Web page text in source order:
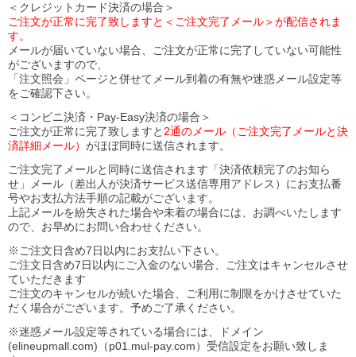
＜クレジットカード決済の場合＞
ご注文が正常に完了致しますと＜ご注文完了メール＞が配信されま
す。
メールが届いていない場合、ご注文が正常に完了していない可能性
がございますので、
「注文照会」ページと併せてメール到着の有無や迷惑メール設定等
をご確認下さい。
＜コンビニ決済・Pay-Easy決済の場合＞
ご注文が正常に完了致しますと 2通のメール（ご注文完了メールと決
済詳細メール） がほぼ同時に送信されます。
ご注文完了メールと同時に送信されます「決済依頼完了のお知ら
せ」メール（差出人が決済サービス送信専用アドレス）にお支払番
号やお支払方法手順の記載がございます。
上記メールを紛失された場合や未着の場合には、お調べいたします
ので、お早めにお問い合わせください。
※ご注文日含め7日以内にお支払い下さい。
ご注文日含め7日以内にご入金のない場合、ご注文はキャンセルさせ
ていただきます
ご注文のキャンセルが続いた場合、ご利用に制限をかけさせていた
だく場合がございます。予めご了承ください。
※迷惑メール設定等されている場合には、ドメイン
(elineupmall.com)（p01.mul-pay.com）受信設定をお願い致しま